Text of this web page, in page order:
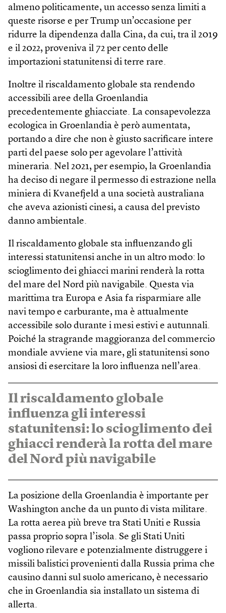
almeno politicamente, un accesso senza limiti a
queste risorse e per Trump un’occasione per
ridurre la dipendenza dalla Cina, da cui, tra il 2019
e il 2022, proveniva il 72 per cento delle
importazioni statunitensi di terre rare.
Inoltre il riscaldamento globale sta rendendo
accessibili aree della Groenlandia
precedentemente ghiacciate. La consapevolezza
ecologica in Groenlandia è però aumentata,
portando a dire che non è giusto sacrificare intere
parti del paese solo per agevolare l’attività
mineraria. Nel 2021, per esempio, la Groenlandia
ha deciso di negare il permesso di estrazione nella
miniera di Kvanefjeld a una società australiana
che aveva azionisti cinesi, a causa del previsto
danno ambientale.
Il riscaldamento globale sta influenzando gli
interessi statunitensi anche in un altro modo: lo
scioglimento dei ghiacci marini renderà la rotta
del mare del Nord più navigabile. Questa via
marittima tra Europa e Asia fa risparmiare alle
navi tempo e carburante, ma è attualmente
accessibile solo durante i mesi estivi e autunnali.
Poiché la stragrande maggioranza del commercio
mondiale avviene via mare, gli statunitensi sono
ansiosi di esercitare la loro influenza nell’area.
Il riscaldamento globale
influenza gli interessi
statunitensi: lo scioglimento dei
ghiacci renderà la rotta del mare
del Nord più navigabile
La posizione della Groenlandia è importante per
Washington anche da un punto di vista militare.
La rotta aerea più breve tra Stati Uniti e Russia
passa proprio sopra l’isola. Se gli Stati Uniti
vogliono rilevare e potenzialmente distruggere i
missili balistici provenienti dalla Russia prima che
causino danni sul suolo americano, è necessario
che in Groenlandia sia installato un sistema di
allerta.